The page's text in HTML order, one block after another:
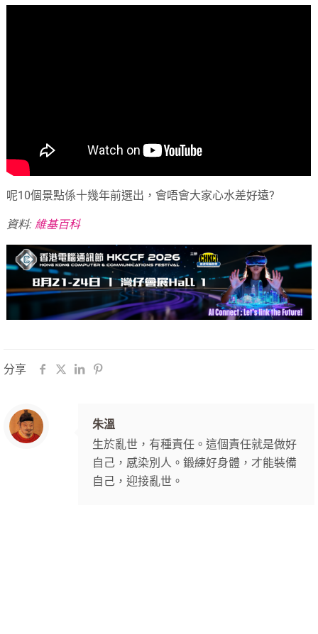
呢10個景點係十幾年前選出，會唔會大家心水差好遠?
資料: 維基百科
分享
朱溫
生於亂世，有種責任。這個責任就是做好
自己，感染別人。鍛練好身體，才能裝備
自己，迎接亂世。